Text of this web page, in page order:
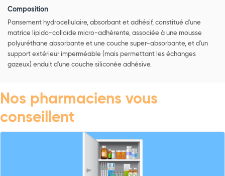
Composition
Pansement hydrocellulaire, absorbant et adhésif, constitué d'une
matrice lipido-colloïde micro-adhérente, associée à une mousse
polyuréthane absorbante et une couche super-absorbante, et d'un
support extérieur imperméable (mais permettant les échanges
gazeux) enduit d'une couche siliconée adhésive.
Nos pharmaciens vous
conseillent